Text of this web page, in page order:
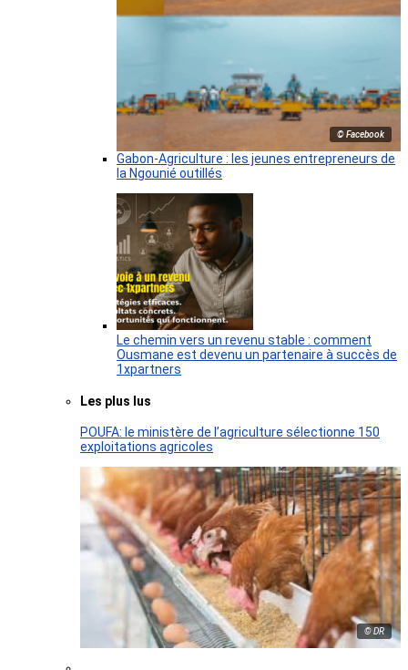
© Facebook
Gabon-Agriculture : les jeunes entrepreneurs de
la Ngounié outillés
Le chemin vers un revenu stable : comment
Ousmane est devenu un partenaire à succès de
1xpartners
Les plus lus
POUFA: le ministère de l’agriculture sélectionne 150
exploitations agricoles
© DR